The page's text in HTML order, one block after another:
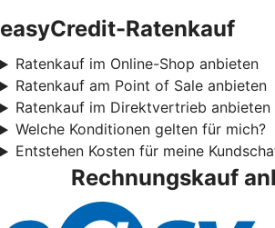
easyCredit-Ratenkauf
Ratenkauf im Online-Shop anbieten
Ratenkauf am Point of Sale anbieten
Ratenkauf im Direktvertrieb anbieten
Welche Konditionen gelten für mich?
Entstehen Kosten für meine
Rechnungskauf